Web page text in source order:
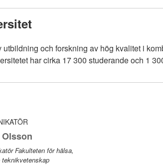
och forskning av hög kvalitet i
har cirka 17 300 studerande och 1
Fakulteten för hälsa,
teknikvetenskap